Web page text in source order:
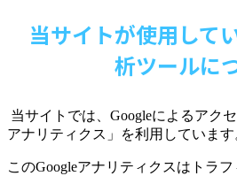
当サイトが使用して
析ツールに
当サイトでは、 Googleによるアク
アナリティクス」を利用しています
このGoogleアナリティクスはトラ